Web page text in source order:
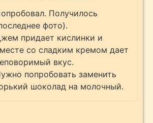
Получилось
фото).
придает кислинки и
со сладким кремом дает
вкус.
попробовать заменить
шоколад на молочный.